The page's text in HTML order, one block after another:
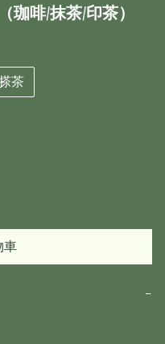
珈啡/抹茶/印茶）
茶
車
−